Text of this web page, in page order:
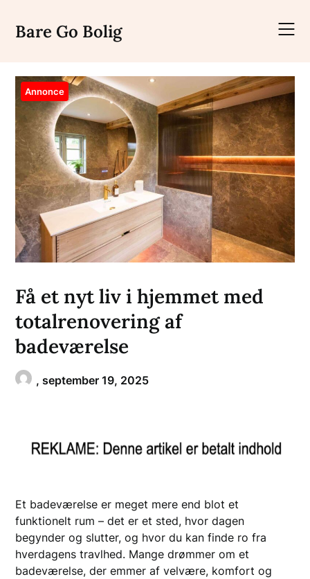
content
Bare Go Bolig
Annonce
Få et nyt liv i hjemmet med
totalrenovering af
badeværelse
,september 19, 2025
Et badeværelse er meget mere end blot et
funktionelt rum – det er et sted, hvor dagen
begynder og slutter, og hvor du kan finde ro fra
hverdagens travlhed. Mange drømmer om et
badeværelse, der emmer af velvære, komfort og